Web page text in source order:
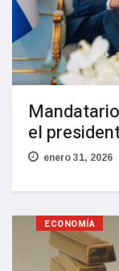
el
enero 31, 2026
ECONOMÍA